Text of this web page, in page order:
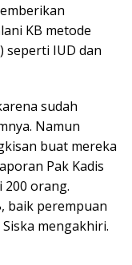
KB metode
seperti IUD dan
sudah
Namun
buat mereka
Pak Kadis
200 orang.
baik perempuan
mengakhiri.